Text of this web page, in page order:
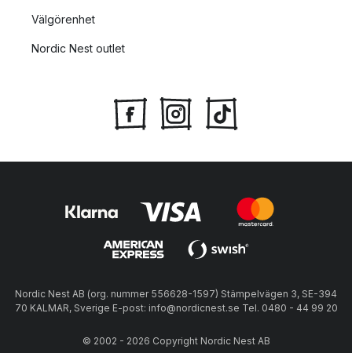
Välgörenhet
Nordic Nest outlet
Nordic Nest AB (org. nummer 556628-1597) Stämpelvägen 3, SE-394
70 KALMAR, Sverige E-post: info@nordicnest.se Tel. 0480 - 44 99 20
© 2002 - 2026 Copyright Nordic Nest AB